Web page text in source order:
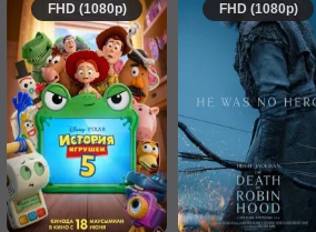
FHD (1080p) FHD (1080p)